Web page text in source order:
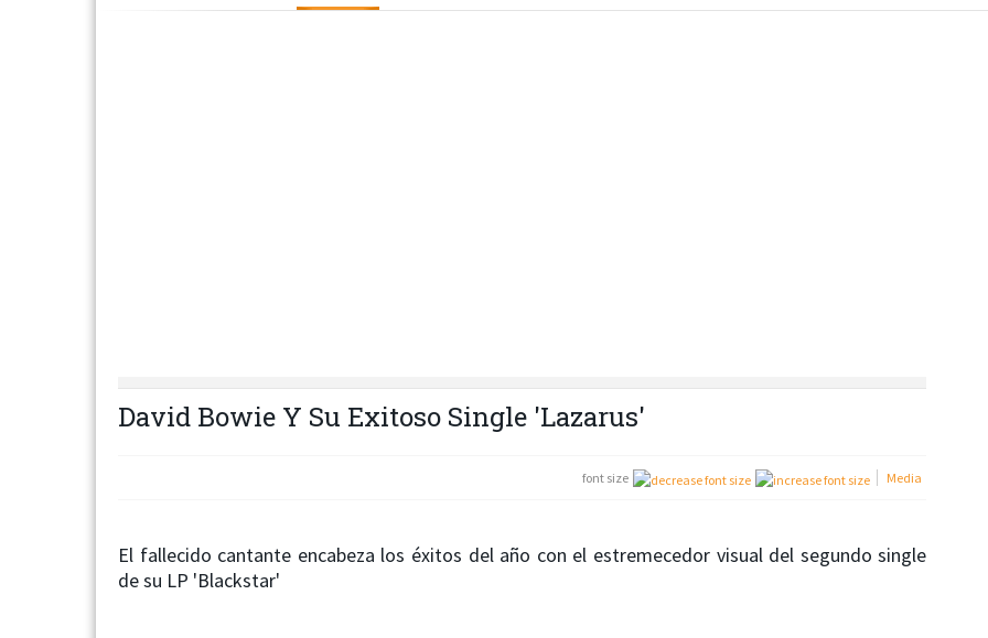
David Bowie Y Su Exitoso Single 'Lazarus'
font size Media
El fallecido cantante encabeza los éxitos del año con el estremecedor visual del segundo single
de su LP 'Blackstar'